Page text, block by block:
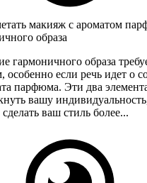
макияж с ароматом
образа
гармоничного образа
особенно если речь идет о
парфюма. Эти два
вашу
ваш стиль более...